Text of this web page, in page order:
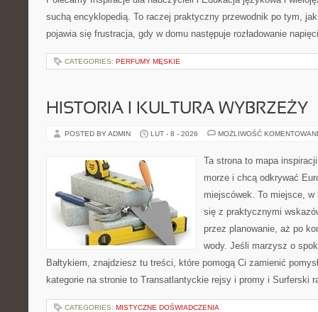
suchą encyklopedią. To raczej praktyczny przewodnik po tym,
pojawia się frustracja, gdy w domu następuje rozładowanie
CATEGORIES: PERFUMY MĘSKIE
HISTORIA I KULTURA WYBRZEŻY
POSTED BY ADMIN LUT - 8 - 2026 MOŻLIWOŚĆ
Ta strona to mapa
morze i chcą odkrywać
miejscówek. To miejsce,
się z praktycznymi
przez planowanie, aż po
wody. Jeśli marzysz o
Bałtykiem, znajdziesz tu treści, które pomogą Ci zamienić
kategorie na stronie to Transatlantyckie rejsy i promy i Surferski
CATEGORIES: MISTYCZNE DOŚWIADCZENIA